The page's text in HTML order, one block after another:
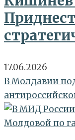
17.06.2026
В Молдавии